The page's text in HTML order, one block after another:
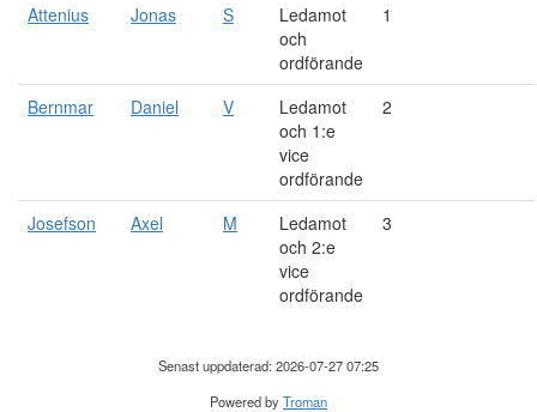
Attenius Jonas S
Ledamot
och
ordförande
1
Bernmar Daniel V
Ledamot
och 1:e
vice
ordförande
2
Josefson Axel M
Ledamot
och 2:e
vice
ordförande
3
Senast uppdaterad: 2026-07-27 07:25
Powered byTroman